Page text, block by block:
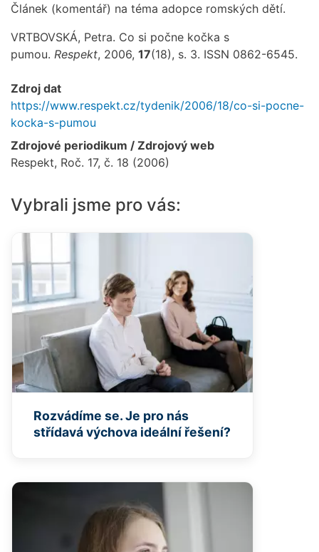
Článek (komentář) na téma adopce romských dětí.
VRTBOVSKÁ, Petra. Co si počne kočka s
pumou. Respekt, 2006, 17(18), s. 3. ISSN 0862-6545.
Zdroj dat
https://www.respekt.cz/tydenik/2006/18/co-si-pocne-
kocka-s-pumou
Zdrojové periodikum / Zdrojový web
Respekt, Roč. 17, č. 18 (2006)
Vybrali jsme pro vás:
Rozvádíme se. Je pro nás
střídavá výchova ideální řešení?